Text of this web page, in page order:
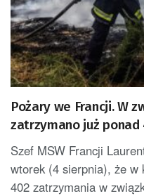
Pożary we Francji. W
zatrzymano już ponad
Szef MSW Francji
wtorek (4 sierpnia), że w
402 zatrzymania w